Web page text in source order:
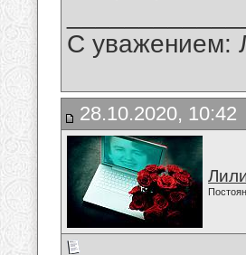
С уважением:
28.10.2020, 10:42